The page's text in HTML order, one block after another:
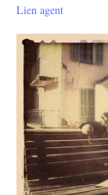
Lien agent